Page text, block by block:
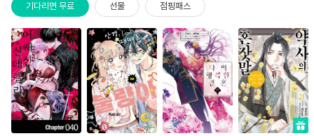
기다리면 무료 선물 점핑패스